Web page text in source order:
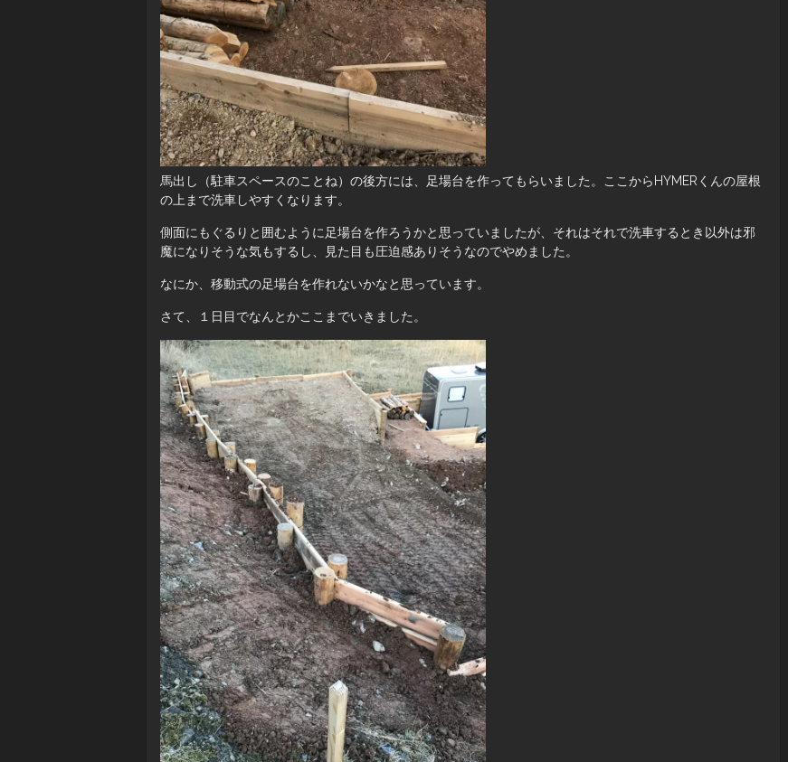
馬出し（駐車スペースのことね）の後方には、足場台を作ってもらいました。ここからHYMERくんの屋根
の上まで洗車しやすくなります。
側面にもぐるりと囲むように足場台を作ろうかと思っていましたが、それはそれで洗車するとき以外は邪
魔になりそうな気もするし、見た目も圧迫感ありそうなのでやめました。
なにか、移動式の足場台を作れないかなと思っています。
さて、１日目でなんとかここまでいきました。